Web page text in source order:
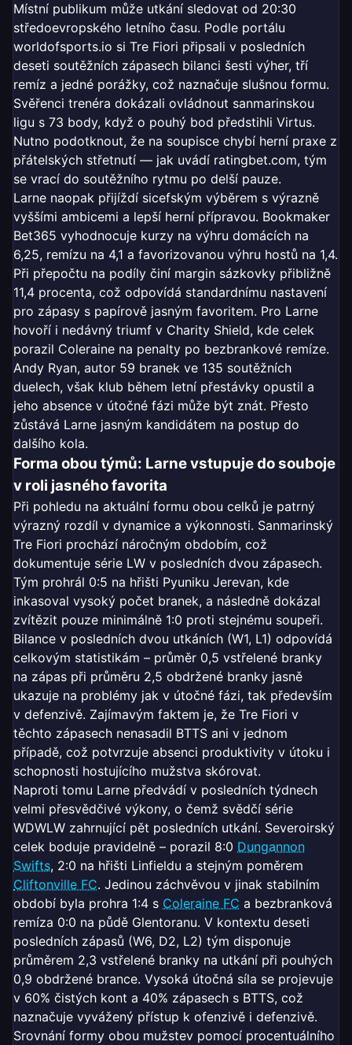
Místní publikum může utkání sledovat od 20:30
středoevropského letního času. Podle portálu
worldofsports.io si Tre Fiori připsali v posledních
deseti soutěžních zápasech bilanci šesti výher, tří
remíz a jedné porážky, což naznačuje slušnou formu.
Svěřenci trenéra dokázali ovládnout sanmarinskou
ligu s 73 body, když o pouhý bod předstihli Virtus.
Nutno podotknout, že na soupisce chybí herní praxe z
přátelských střetnutí — jak uvádí ratingbet.com, tým
se vrací do soutěžního rytmu po delší pauze.
Larne naopak přijíždí sicefským výběrem s výrazně
vyššími ambicemi a lepší herní přípravou. Bookmaker
Bet365 vyhodnocuje kurzy na výhru domácích na
6,25, remízu na 4,1 a favorizovanou výhru hostů na 1,4.
Při přepočtu na podíly činí margin sázkovky přibližně
11,4 procenta, což odpovídá standardnímu nastavení
pro zápasy s papírově jasným favoritem. Pro Larne
hovoří i nedávný triumf v Charity Shield, kde celek
porazil Coleraine na penalty po bezbrankové remíze.
Andy Ryan, autor 59 branek ve 135 soutěžních
duelech, však klub během letní přestávky opustil a
jeho absence v útočné fázi může být znát. Přesto
zůstává Larne jasným kandidátem na postup do
dalšího kola.
Forma obou týmů: Larne vstupuje do souboje
v roli jasného favorita
Při pohledu na aktuální formu obou celků je patrný
výrazný rozdíl v dynamice a výkonnosti. Sanmarinský
Tre Fiori prochází náročným obdobím, což
dokumentuje série LW v posledních dvou zápasech.
Tým prohrál 0:5 na hřišti Pyuniku Jerevan, kde
inkasoval vysoký počet branek, a následně dokázal
zvítězit pouze minimálně 1:0 proti stejnému soupeři.
Bilance v posledních dvou utkáních (W1, L1) odpovídá
celkovým statistikám – průměr 0,5 vstřelené branky
na zápas při průměru 2,5 obdržené branky jasně
ukazuje na problémy jak v útočné fázi, tak především
v defenzivě. Zajímavým faktem je, že Tre Fiori v
těchto zápasech nenasadil BTTS ani v jednom
případě, což potvrzuje absenci produktivity v útoku i
schopnosti hostujícího mužstva skórovat.
Naproti tomu Larne předvádí v posledních týdnech
velmi přesvědčivé výkony, o čemž svědčí série
WDWLW zahrnující pět posledních utkání. Severoirský
celek boduje pravidelně – porazil 8:0 Dungannon
Swifts, 2:0 na hřišti Linfieldu a stejným poměrem
Cliftonville FC. Jedinou záchvěvou v jinak stabilním
období byla prohra 1:4 s Coleraine FC a bezbranková
remíza 0:0 na půdě Glentoranu. V kontextu deseti
posledních zápasů (W6, D2, L2) tým disponuje
průměrem 2,3 vstřelené branky na utkání při pouhých
0,9 obdržené brance. Vysoká útočná síla se projevuje
v 60% čistých kont a 40% zápasech s BTTS, což
naznačuje vyvážený přístup k ofenzivě i defenzivě.
Srovnání formy obou mužstev pomocí procentuálního